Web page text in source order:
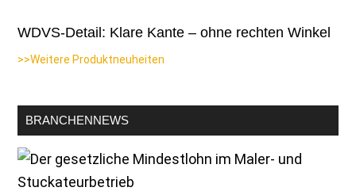
WDVS-Detail: Klare Kante – ohne rechten Winkel
>>Weitere Produktneuheiten
BRANCHENNEWS